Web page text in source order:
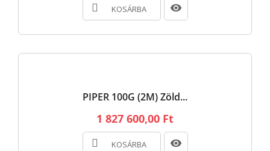
KOSÁRBA
PIPER 100G (2M) Zöld...
1 827 600,00 Ft
KOSÁRBA